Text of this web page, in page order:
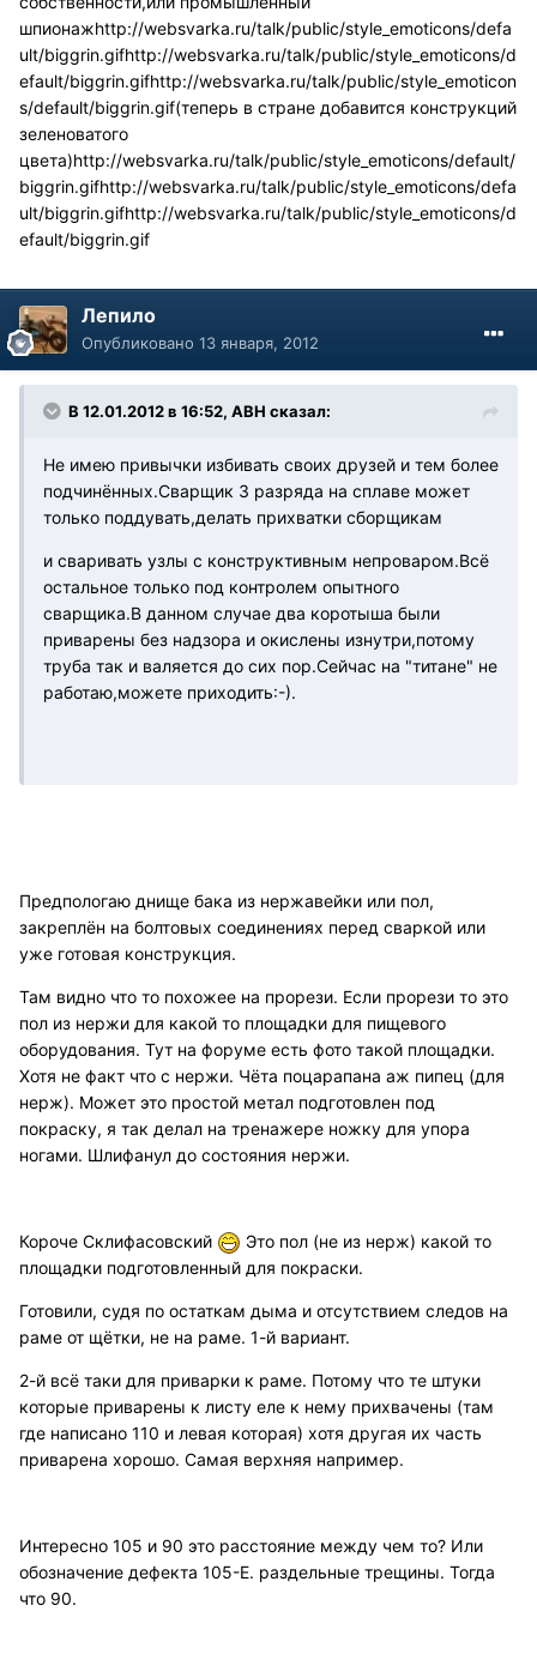
шпионажhttp://websvarka.ru/talk/public/style_emoticons/defa
ult/biggrin.gifhttp://websvarka.ru/talk/public/style_emoticons/d
efault/biggrin.gifhttp://websvarka.ru/talk/public/style_emoticon
s/default/biggrin.gif(теперь в стране добавится конструкций
зеленоватого
цвета)http://websvarka.ru/talk/public/style_emoticons/default/
biggrin.gifhttp://websvarka.ru/talk/public/style_emoticons/defa
ult/biggrin.gifhttp://websvarka.ru/talk/public/style_emoticons/d
efault/biggrin.gif
Лепило
Опубликовано 13 января, 2012
В 12.01.2012 в 16:52, АВН сказал:
Не имею привычки избивать своих друзей и тем более
подчинённых.Сварщик 3 разряда на сплаве может
только поддувать,делать прихватки сборщикам
и сваривать узлы с конструктивным непроваром.Всё
остальное только под контролем опытного
сварщика.В данном случае два коротыша были
приварены без надзора и окислены изнутри,потому
труба так и валяется до сих пор.Сейчас на "титане" не
работаю,можете приходить:-).
Предпологаю днище бака из нержавейки или пол,
закреплён на болтовых соединениях перед сваркой или
уже готовая конструкция.
Там видно что то похожее на прорези. Если прорези то это
пол из нержи для какой то площадки для пищевого
оборудования. Тут на форуме есть фото такой площадки.
Хотя не факт что с нержи. Чёта поцарапана аж пипец (для
нерж). Может это простой метал подготовлен под
покраску, я так делал на тренажере ножку для упора
ногами. Шлифанул до состояния нержи.
Короче Склифасовский
Это пол (не из нерж) какой то
площадки подготовленный для покраски.
Готовили, судя по остаткам дыма и отсутствием следов на
раме от щётки, не на раме. 1-й вариант.
2-й всё таки для приварки к раме. Потому что те штуки
которые приварены к листу еле к нему прихвачены (там
где написано 110 и левая которая) хотя другая их часть
приварена хорошо. Самая верхняя например.
Интересно 105 и 90 это расстояние между чем то? Или
обозначение дефекта 105-Е. раздельные трещины. Тогда
что 90.